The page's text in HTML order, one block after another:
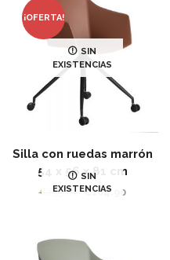
¡OFERTA!
SIN
EXISTENCIAS
Silla con ruedas marrón
54 x 56 x 81 cm
€ 135.00 El
€135.00.
€104.90El
SIN
EXISTENCIAS